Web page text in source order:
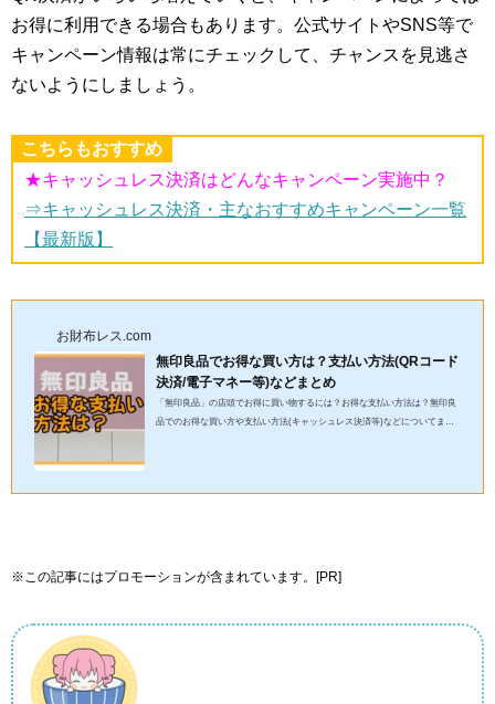
お得に利用できる場合もあります。公式サイトやSNS等で
キャンペーン情報は常にチェックして、チャンスを見逃さ
ないようにしましょう。
こちらもおすすめ
★キャッシュレス決済はどんなキャンペーン実施中？
⇒キャッシュレス決済・主なおすすめキャンペーン一覧
【最新版】
お財布レス.com
無印良品でお得な買い方は？支払い方法(QRコード
決済/電子マネー等)などまとめ
「無印良品」の店頭でお得に買い物するには？お得な支払い方法は？無印良
品でのお得な買い方や支払い方法(キャッシュレス決済等)などについてまと
※この記事にはプロモーションが含まれています。[PR]